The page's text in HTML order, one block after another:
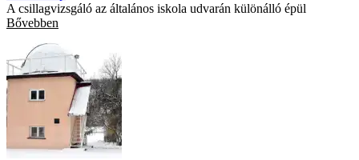
A csillagvizsgáló az általános iskola udvarán különálló épül
Bővebben